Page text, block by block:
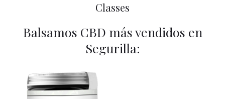
Classes
Balsamos CBD más vendidos en
Segurilla: